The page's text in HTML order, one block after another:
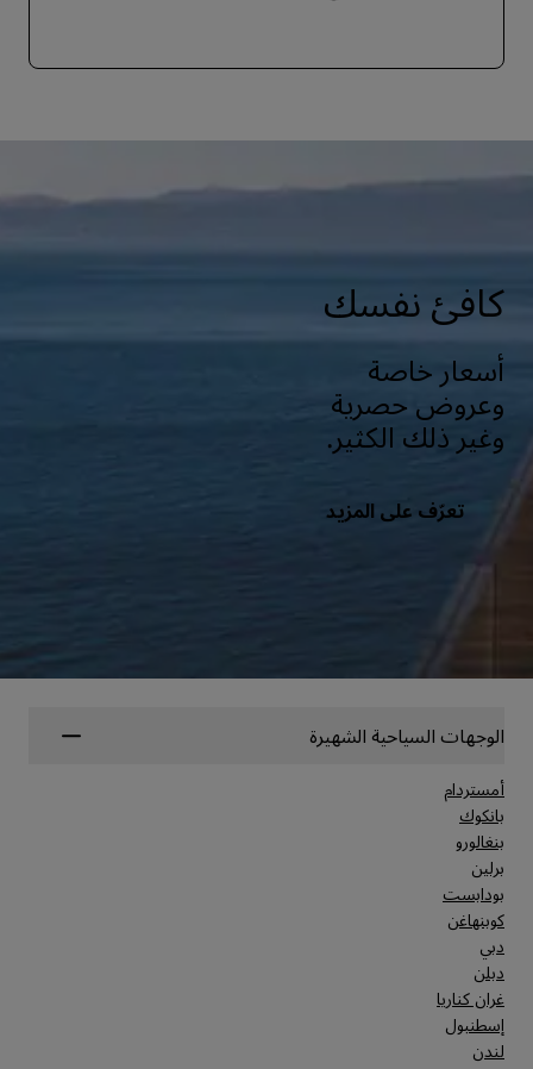
كافئ نفسك
أسعار خاصة
وعروض حصرية
وغير ذلك الكثير.
تعرّف على المزيد
الوجهات السياحية الشهيرة
أمستردام
بانكوك
بنغالورو
برلين
بودابست
كوبنهاغن
دبي
دبلن
غران كناريا
إسطنبول
لندن